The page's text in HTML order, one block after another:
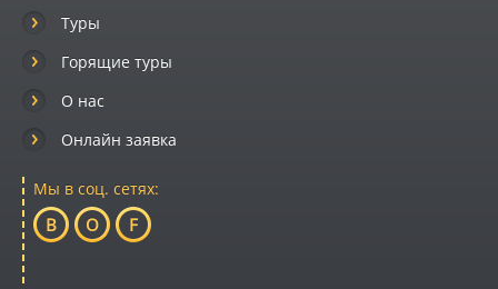
Туры
Горящие туры
О нас
Онлайн заявка
Мы в соц. сетях:
B O F